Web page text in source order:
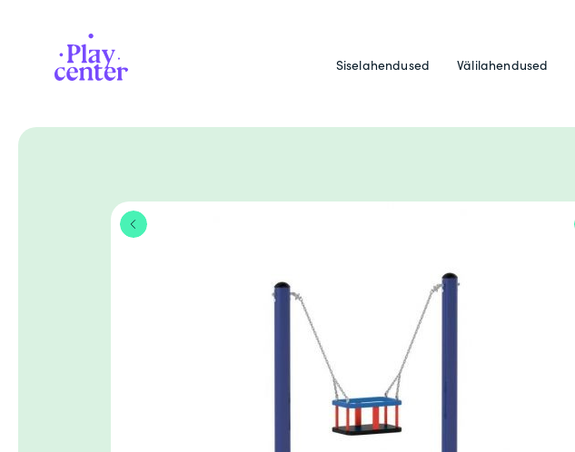
Siselahendused Välilahendused